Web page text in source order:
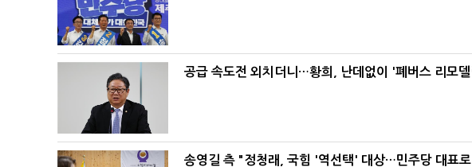
공급 속도전 외치더니…황희, 난데없이 '폐버스 리모
송영길 측 "정청래, 국힘 '역선택' 대상…민주당 대표